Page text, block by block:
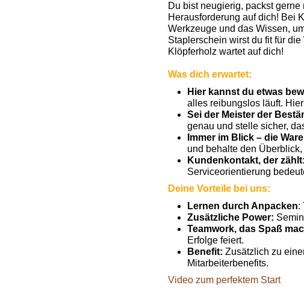
Du bist neugierig, packst
Herausforderung auf dich! Bei
Werkzeuge und das Wissen,
Staplerschein wirst du fit für
Klöpferholz wartet auf dich!
Was dich erwartet:
Hier kannst du etwas
alles reibungslos läuft.
Sei der Meister der
genau und stelle sicher,
Immer im Blick – die
und behalte den
Kundenkontakt, der zählt:
Serviceorientierung
Deine Vorteile bei uns:
Lernen durch Anpacken:
Zusätzliche Power:
Teamwork, das Spaß
Erfolge feiert.
Benefit: Zusätzlich zu
Mitarbeiterbenefits.
Video zum perfektem Start